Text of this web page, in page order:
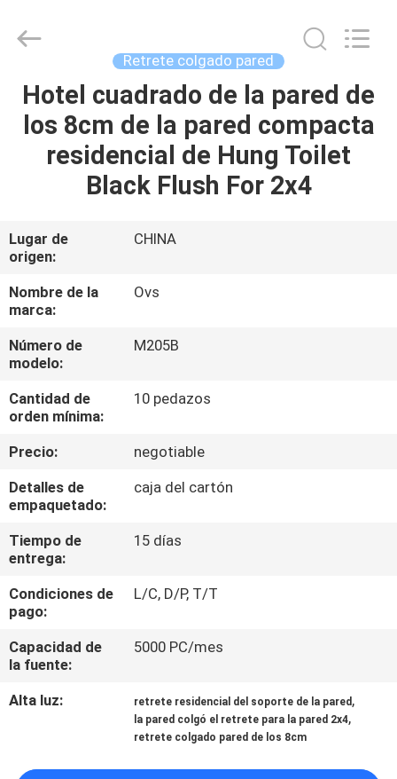
HOGAR
PRODUCTOS
NOSOTROS
VIAJE
DE
LA
FÁBRICA
CONTROL
CALIDAD
ÉNTRENOS
EN
CONTACTO
CON
NOTICIAS
CASOS
baño
Foshan
Retrete colgado pared
Hotel cuadrado de la pared de
los 8cm de la pared compacta
residencial de Hung Toilet
Black Flush For 2x4
Lugar de
origen:
CHINA
Nombre de la
marca:
Ovs
Número de
modelo:
M205B
Cantidad de
orden mínima:
10 pedazos
Precio:
negotiable
Detalles de
empaquetado:
caja del cartón
Tiempo de
entrega:
15 días
Condiciones de
pago:
L/C, D/P, T/T
Capacidad de
la fuente:
5000 PC/mes
Alta luz: retrete residencial del soporte de la pared ,
la pared colgó el retrete para la pared 2x4,
retrete colgado pared de los 8cm